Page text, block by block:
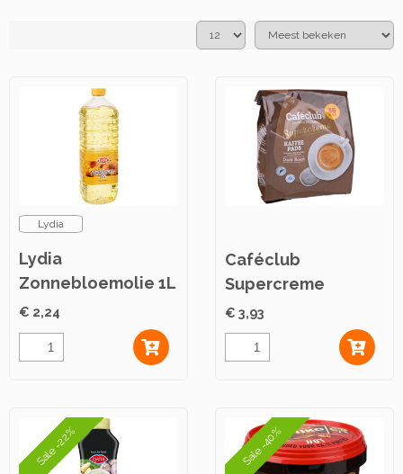
Lydia
Lydia
Zonnebloemolie 1L
€ 2,24
Caféclub
Supercreme
Koffiepads Dark
Roast 36st
€ 3,93
Sale -22% Sale -40%